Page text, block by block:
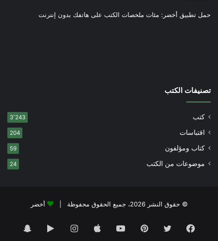
حمل تطبيق أخضر: مئات ملخصات الكتب على هاتفك بدون إنترنت
تصنيفات الكتب
كتب 3٬243
اقتباسات 204
كتاب ومؤلفون 59
موضوعات من الكتب 24
© حقوق النشر 2026، جميع الحقوق محفوظة | أخضر
فيسبوك تويتر بينتيريستيوتيوب انستقرام‏Googleسناب